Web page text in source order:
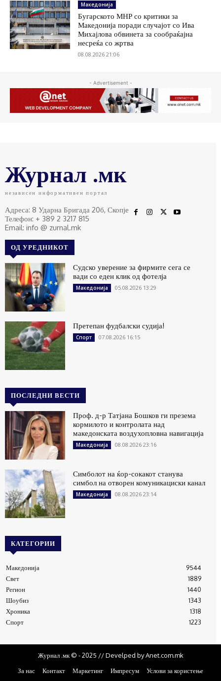
Македонија
Бугарското МНР со критики за
Македонија поради случајот со Ива
Михајлова обвинета за сообраќајна
несреќа со жртва
08.08.2026 21:06
- Advertisement -
Журнал .мк
независен информативен портал
Адреса: 8 Ударна Бригада 20б, Скопје
Телефон: + 389 2 3217 815
Email: info @ zurnal.mk
ОД УРЕДНИКОТ
Судско уверение за фирмите сега се
вади со еден клик од фотелја
Македонија 05.08.2026 13:29
Претепан фудбалски судија!
Спорт 07.08.2026 16:15
ПОСЛЕДНИ ВЕСТИ
Проф. д-р Татјана Бошков ги презема
кормилото и контролата над
македонската воздухопловна навигација
Македонија 08.08.2026 23:16
Симболот на ќор-сокакот станува
симбол на отворен комуникациски канал
Македонија 08.08.2026 23:14
КАТЕГОРИИ
Македонија
9544
Свет
1889
Регион
1440
Шоубиз
1343
Хроника
1318
Спорт
1223
Журнал .мк © - 2025 // Develped by Anet.com.mk
За нас
Контакт Маркетинг Импресум Услови за користење